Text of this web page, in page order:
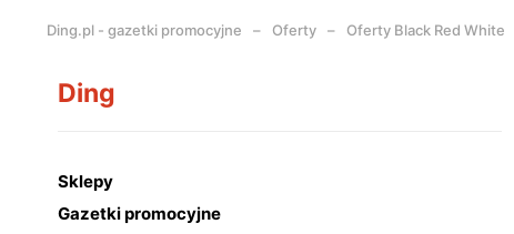
Ding.pl - gazetki promocyjne Oferty Oferty Black Red White
Ding
Sklepy
Gazetki promocyjne